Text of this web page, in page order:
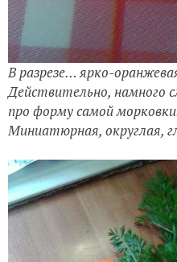
В разрезе… ярко-
Действительно, намного
про форму самой
Миниатюрная, округлая,